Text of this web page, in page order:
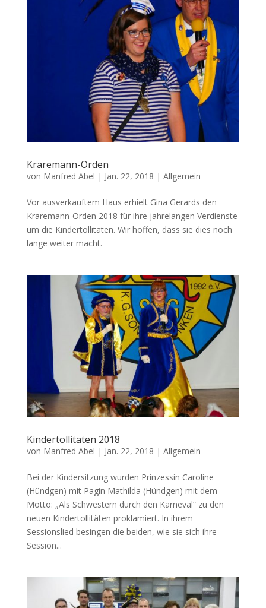
Kraremann-Orden
von Manfred Abel | Jan. 22, 2018 | Allgemein
Vor ausverkauftem Haus erhielt Gina Gerards den
Kraremann-Orden 2018 für ihre jahrelangen Verdienste
um die Kindertollitäten. Wir hoffen, dass sie dies noch
lange weiter macht.
Kindertollitäten 2018
von Manfred Abel | Jan. 22, 2018 | Allgemein
Bei der Kindersitzung wurden Prinzessin Caroline
(Hündgen) mit Pagin Mathilda (Hündgen) mit dem
Motto: „Als Schwestern durch den Karneval“ zu den
neuen Kindertollitäten proklamiert. In ihrem
Sessionslied besingen die beiden, wie sie sich ihre
Session...